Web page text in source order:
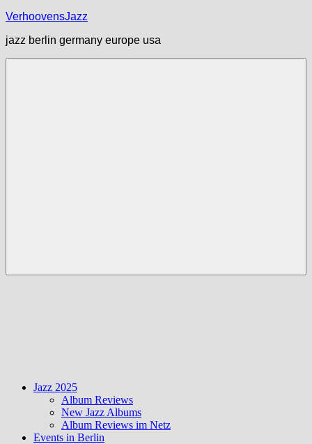
VerhoovensJazz
jazz berlin germany europe usa
Jazz 2025
Album Reviews
New Jazz Albums
Album Reviews im Netz
Events in Berlin